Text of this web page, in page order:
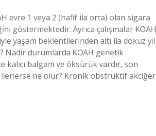
evre 1 veya 2 (hafif ila orta) olan sigara
göstermektedir. Ayrıca çalışmalar KOAH
yaşam beklentilerinden altı ila dokuz yıl
Nadir durumlarda KOAH genetik
kalıcı balgam ve öksürük vardır, son
ilerlerse ne olur? Kronik obstrüktif akciğer